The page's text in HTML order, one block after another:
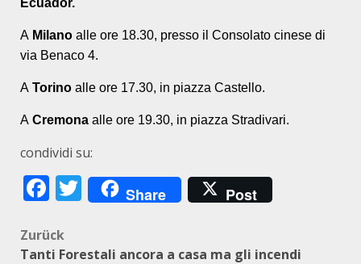
Ecuador.
A Milano alle ore 18.30, presso il Consolato cinese di
via Benaco 4.
A Torino alle ore 17.30, in piazza Castello.
A Cremona alle ore 19.30, in piazza Stradivari.
condividi su:
Facebook
Twitter
Share Post
Beitragsnavigation
Zurück
Tanti Forestali ancora a casa ma gli incendi